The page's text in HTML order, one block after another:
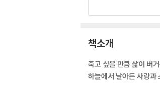
책소개
죽고 싶을 만큼 삶이 버
하늘에서 날아든 사랑과